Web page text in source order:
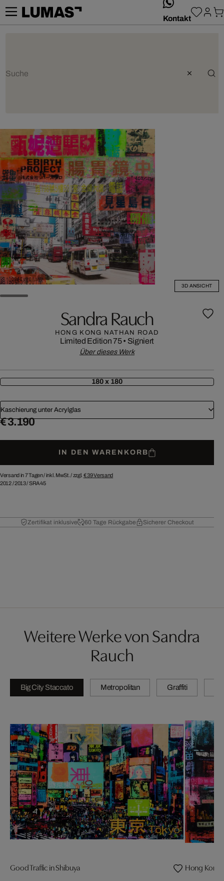
Kontakt
3D ANSICHT
Sandra Rauch
HONG KONG NATHAN ROAD
Limited Edition 75• Signiert
Über dieses Werk
180 x 180
Kaschierung unter Acrylglas
€ 3.190
IN DEN WARENKORB
Versand in 7 Tagen /inkl. MwSt. / zzgl. € 39Versand
2012/2013/SRA45
Zertifikat inklusive 60 Tage Rückgabe Sicherer Checkout
Weitere Werke von Sandra
Rauch
Big City Staccato Metropolitan Graffiti
Good Traffic in Shibuya Hong Kong